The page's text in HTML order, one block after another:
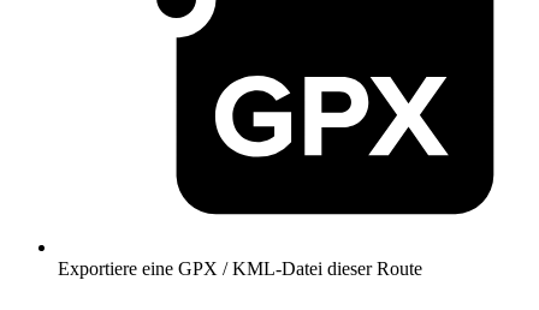
Exportiere eine GPX / KML-Datei dieser Route